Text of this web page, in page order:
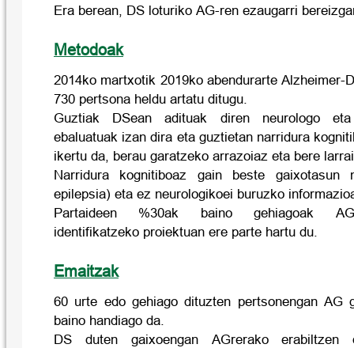
Era berean, DS loturiko AG-ren ezaugarri
Metodoak
2014ko martxotik 2019ko abendurarte Alzheimer-
730 pertsona heldu artatu ditugu.
Guztiak DSean adituak diren neurologo eta
ebaluatuak izan dira eta guztietan narridura
ikertu da, berau garatzeko arrazoiaz eta bere
Narridura kognitiboaz gain beste gaixotasun
epilepsia) eta ez neurologikoei buruzko
Partaideen %30ak baino gehiagoak
identifikatzeko proiektuan ere parte hartu du.
Emaitzak
60 urte edo gehiago dituzten pertsonengan AG
baino handiago da.
DS duten gaixoengan AGrerako erabiltzen